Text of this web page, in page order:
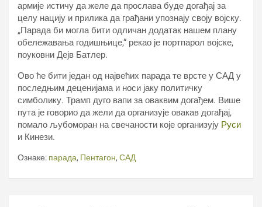
армије истичу да желе да прослава буде догађај за
целу нацију и прилика да грађани упознају своју војску.
„Парада би могла бити одличан додатак нашем плану
обележавања годишњице,“ рекао је портпарол војске,
поуковни Дејв Батлер.
Ово ће бити један од највећих парада те врсте у САД у
последњим деценијама и носи јаку политичку
симболику. Трамп дуго вапи за оваквим догађем. Више
пута је говорио да жели да организује овакав догађај,
помало љубоморан на свечаности које организују Руси
и Кинези.
Ознаке: парада, Пентагон, САД